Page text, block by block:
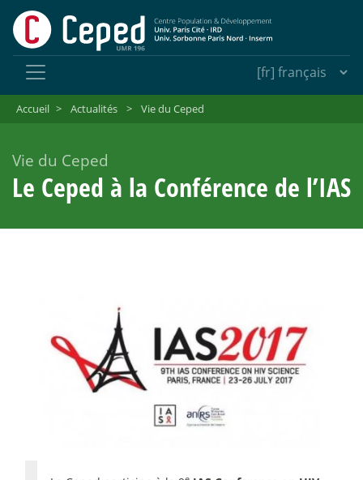
Accueil > Actualités > Vie du Ceped
Vie du Ceped
Le Ceped à la Conférence de l’IAS